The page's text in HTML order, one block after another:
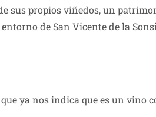
sus propios viñedos, un
de San Vicente de la
ya nos indica que es un vino